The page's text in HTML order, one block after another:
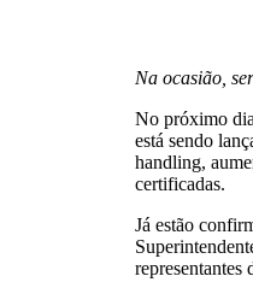
Na ocasião,
No próximo
está sendo
handling,
certificadas.
Já estão
representantes